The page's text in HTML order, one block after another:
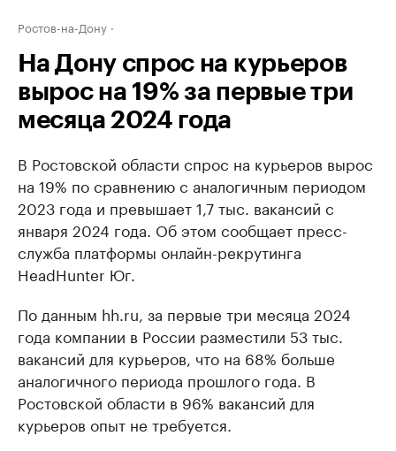
Ростов-на-Дону
На Дону спрос на курьеров
вырос на 19% за первые три
месяца 2024 года
В Ростовской области спрос на курьеров вырос
на 19% по сравнению с аналогичным периодом
2023 года и превышает 1,7 тыс. вакансий с
января 2024 года. Об этом сообщает пресс-
служба платформы онлайн-рекрутинга
HeadHunter Юг.
По данным hh.ru, за первые три месяца 2024
года компании в России разместили 53 тыс.
вакансий для курьеров, что на 68% больше
аналогичного периода прошлого года. В
Ростовской области в 96% вакансий для
курьеров опыт не требуется.